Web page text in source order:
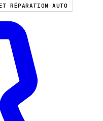
RÉPARATION AUTO